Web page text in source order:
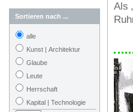
Sortieren nach ...
alle
Kunst | Architektur
Glaube
Leute
Herrschaft
Kapital | Technologie
Als